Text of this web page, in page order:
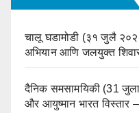
चालू घडामोडी (३१ जुलै
अभियान आणि जलयुक्त
दैनिक समसामयिकी (31
और आयुष्मान भारत विस्तार –